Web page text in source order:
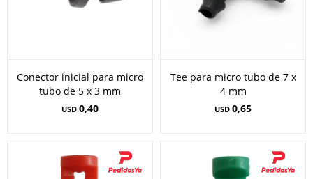
Conector inicial para micro
tubo de 5 x 3 mm
USD 0,40
Tee para micro tubo de 7 x
4 mm
USD 0,65